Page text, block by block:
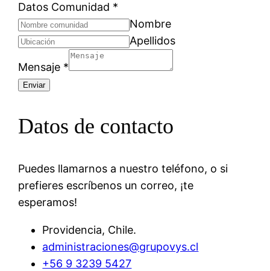
Datos Comunidad *
Nombre
Apellidos
Mensaje *
Enviar
Datos de contacto
Puedes llamarnos a nuestro teléfono, o si
prefieres escríbenos un correo, ¡te
esperamos!
Providencia, Chile.
administraciones@grupovys.cl
+56 9 3239 5427